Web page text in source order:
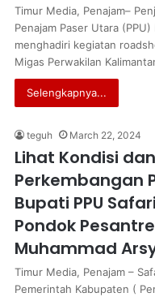
Timur Media, Penajam–
Penajam Paser Utara
menghadiri kegiatan
Migas Perwakilan
Selengkapnya...
teguh March 22, 2024
Lihat Kondisi dan
Perkembangan
Bupati PPU
Pondok
Muhammad
Timur Media, Penajam –
Pemerintah Kabupaten (